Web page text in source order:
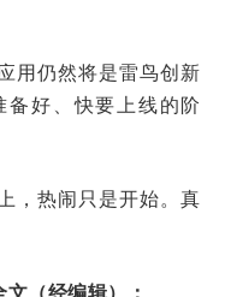
用仍然将是雷鸟创新
好、快要上线的阶
，热闹只是开始。真